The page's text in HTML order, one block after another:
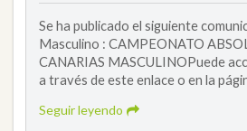
Se ha publicado el siguiente
Masculino : CAMPEONATO
CANARIAS MASCULINOPuede
a través de este enlace o en la
Seguir leyendo